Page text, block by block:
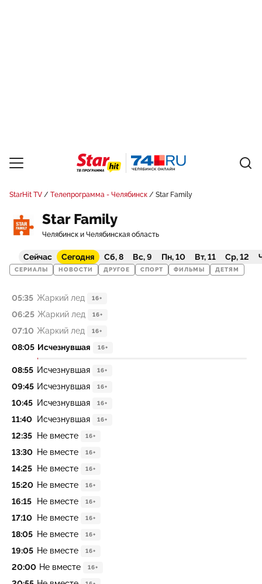
StarHit TV Телепрограмма - Челябинск Star Family
Star Family
Челябинск и Челябинская область
Сейчас Сегодня Сб, 8 Вс, 9 Пн, 10 Вт, 11 Ср, 12
СЕРИАЛЫ НОВОСТИ ДРУГОЕ СПОРТ ФИЛЬМЫ ДЕТЯМ
05:35 Жаркий лед 16+
06:25 Жаркий лед 16+
07:10 Жаркий лед 16+
08:05 Исчезнувшая 16+
08:55 Исчезнувшая 16+
09:45 Исчезнувшая 16+
10:45 Исчезнувшая 16+
11:40 Исчезнувшая 16+
12:35 Не вместе 16+
13:30 Не вместе 16+
14:25 Не вместе 16+
15:20 Не вместе 16+
16:15 Не вместе 16+
17:10 Не вместе 16+
18:05 Не вместе 16+
19:05 Не вместе 16+
20:00 Не вместе 16+